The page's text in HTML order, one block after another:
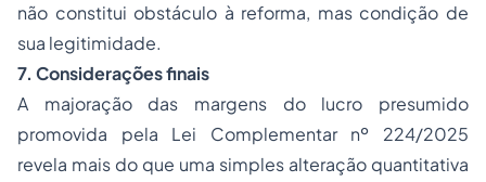
não constitui obstáculo à reforma, mas condição de
sua legitimidade.
7. Considerações finais
A majoração das margens do lucro presumido
promovida pela Lei Complementar nº 224/2025
revela mais do que uma simples alteração quantitativa